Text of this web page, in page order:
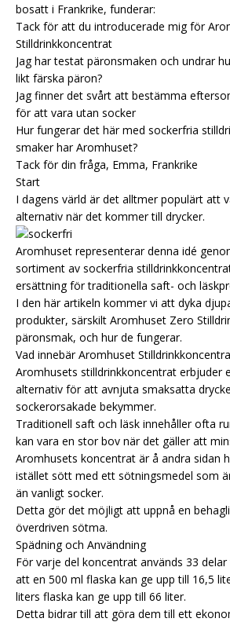
bosatt i Frankrike, funderar:
Tack för att du introducerade mig för
Stilldrinkkoncentrat
Jag har testat päronsmaken och undrar
likt färska päron?
Jag finner det svårt att bestämma
för att vara utan socker
Hur fungerar det här med sockerfria
smaker har Aromhuset?
Tack för din fråga, Emma, Frankrike
Start
I dagens värld är det alltmer populärt att
alternativ när det kommer till drycker.
Aromhuset representerar denna idé
sortiment av sockerfria
ersättning för traditionella saft- och
I den här artikeln kommer vi att dyka
produkter, särskilt Aromhuset Zero
päronsmak, och hur de fungerar.
Vad innebär Aromhuset
Aromhusets stilldrinkkoncentrat erbjuder
alternativ för att avnjuta smaksatta
sockerorsakade bekymmer.
Traditionell saft och läsk innehåller ofta
kan vara en stor bov när det gäller att
Aromhusets koncentrat är å andra sidan
istället sött med ett sötningsmedel som
än vanligt socker.
Detta gör det möjligt att uppnå en
överdriven sötma.
Spädning och Användning
För varje del koncentrat används 33
att en 500 ml flaska kan ge upp till 16,5
liters flaska kan ge upp till 66 liter.
Detta bidrar till att göra dem till ett